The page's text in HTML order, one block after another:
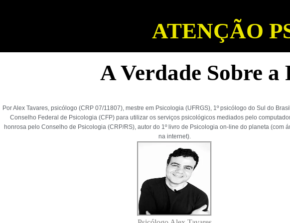
ATENÇÃO
A Verdade Sobre
Por Alex Tavares, psicólogo (CRP 07/11807), mestre em Psicologia (UFRGS), 1º psicólogo do Sul do
Conselho Federal de Psicologia (CFP) para utilizar os serviços psicológicos mediados pelo
honrosa pelo Conselho de Psicologia (CRP/RS), autor do 1º livro de Psicologia on-line do planeta (com
na internet).